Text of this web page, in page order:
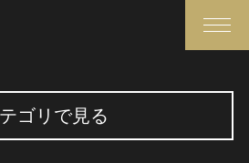
ゴリで見る